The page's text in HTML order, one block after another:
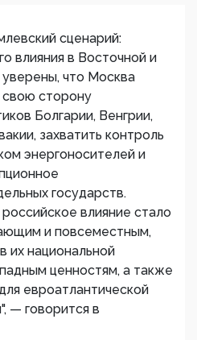
сценарий:
влияния в Восточной и
что Москва
свою сторону
Болгарии, Венгрии,
захватить контроль
энергоносителей и
государств.
влияние стало
и повсеместным,
их национальной
ценностям, а также
евроатлантической
— говорится в